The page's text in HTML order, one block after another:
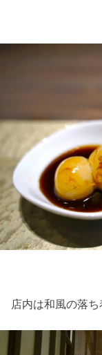
店内は和風の落ち